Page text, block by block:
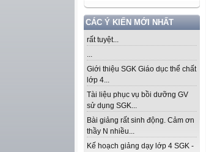
CÁC Ý KIẾN MỚI NHẤT
rất tuyệt...
...
Giới thiệu SGK Giáo dục thể chất
lớp 4...
Tài liệu phục vụ bồi dưỡng GV
sử dụng SGK...
Bài giảng rất sinh động. Cảm ơn
thầy N nhiều...
Kế hoạch giảng dạy lớp 4 SGK -